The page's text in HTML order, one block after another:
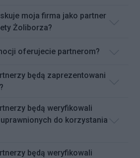
moja firma jako partner
Żoliborza?
oferujecie partnerom?
będą zaprezentowani
będą weryfikowali
do korzystania
będą weryfikowali